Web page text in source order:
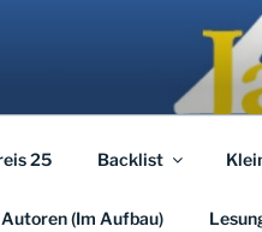
25 Backlist
(Im Aufbau)